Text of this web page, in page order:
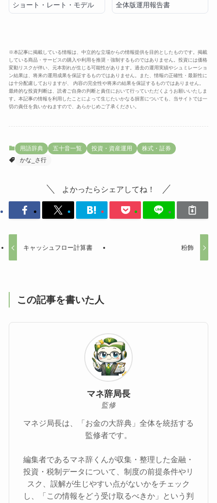
ショート・レート・モデル 全体版運用報告書
※本記事に掲載している情報は、中立的な立場からの情報提供を目的としたものです。掲載
している商品・サービスの購入や利用を推奨・強制するものではありません。投資には価格
変動リスクが伴い、元本割れが生じる可能性があります。過去の運用実績やシュミレーショ
ン結果は、将来の運用成果を保証するものではありません。また、情報の正確性・最新性に
は十分配慮しておりますが、 内容の完全性や将来の結果を保証するものではありません。
最終的な投資判断は、読者ご自身の判断と責任において行っていただくようお願いいたしま
す。本記事の情報を利用したことによって生じたいかなる損害についても、当サイトでは一
切の責任を負いかねますので、あらかじめご了承ください。
用語辞典 五十音一覧 投資・資産運用
株式・証券
かな_さ行
よかったらシェアしてね！
キャッシュフロー計算書 粉飾
この記事を書いた人
マネ辞局長
監修
マネジ局長は、「お金の大辞典」全体を統括する
監修者です。
編集者であるマネ辞くんが収集・整理した金融・
投資・税制データについて、制度の前提条件やリ
スク、誤解が生じやすい点がないかをチェック
し、「この情報をどう受け取るべきか」という判